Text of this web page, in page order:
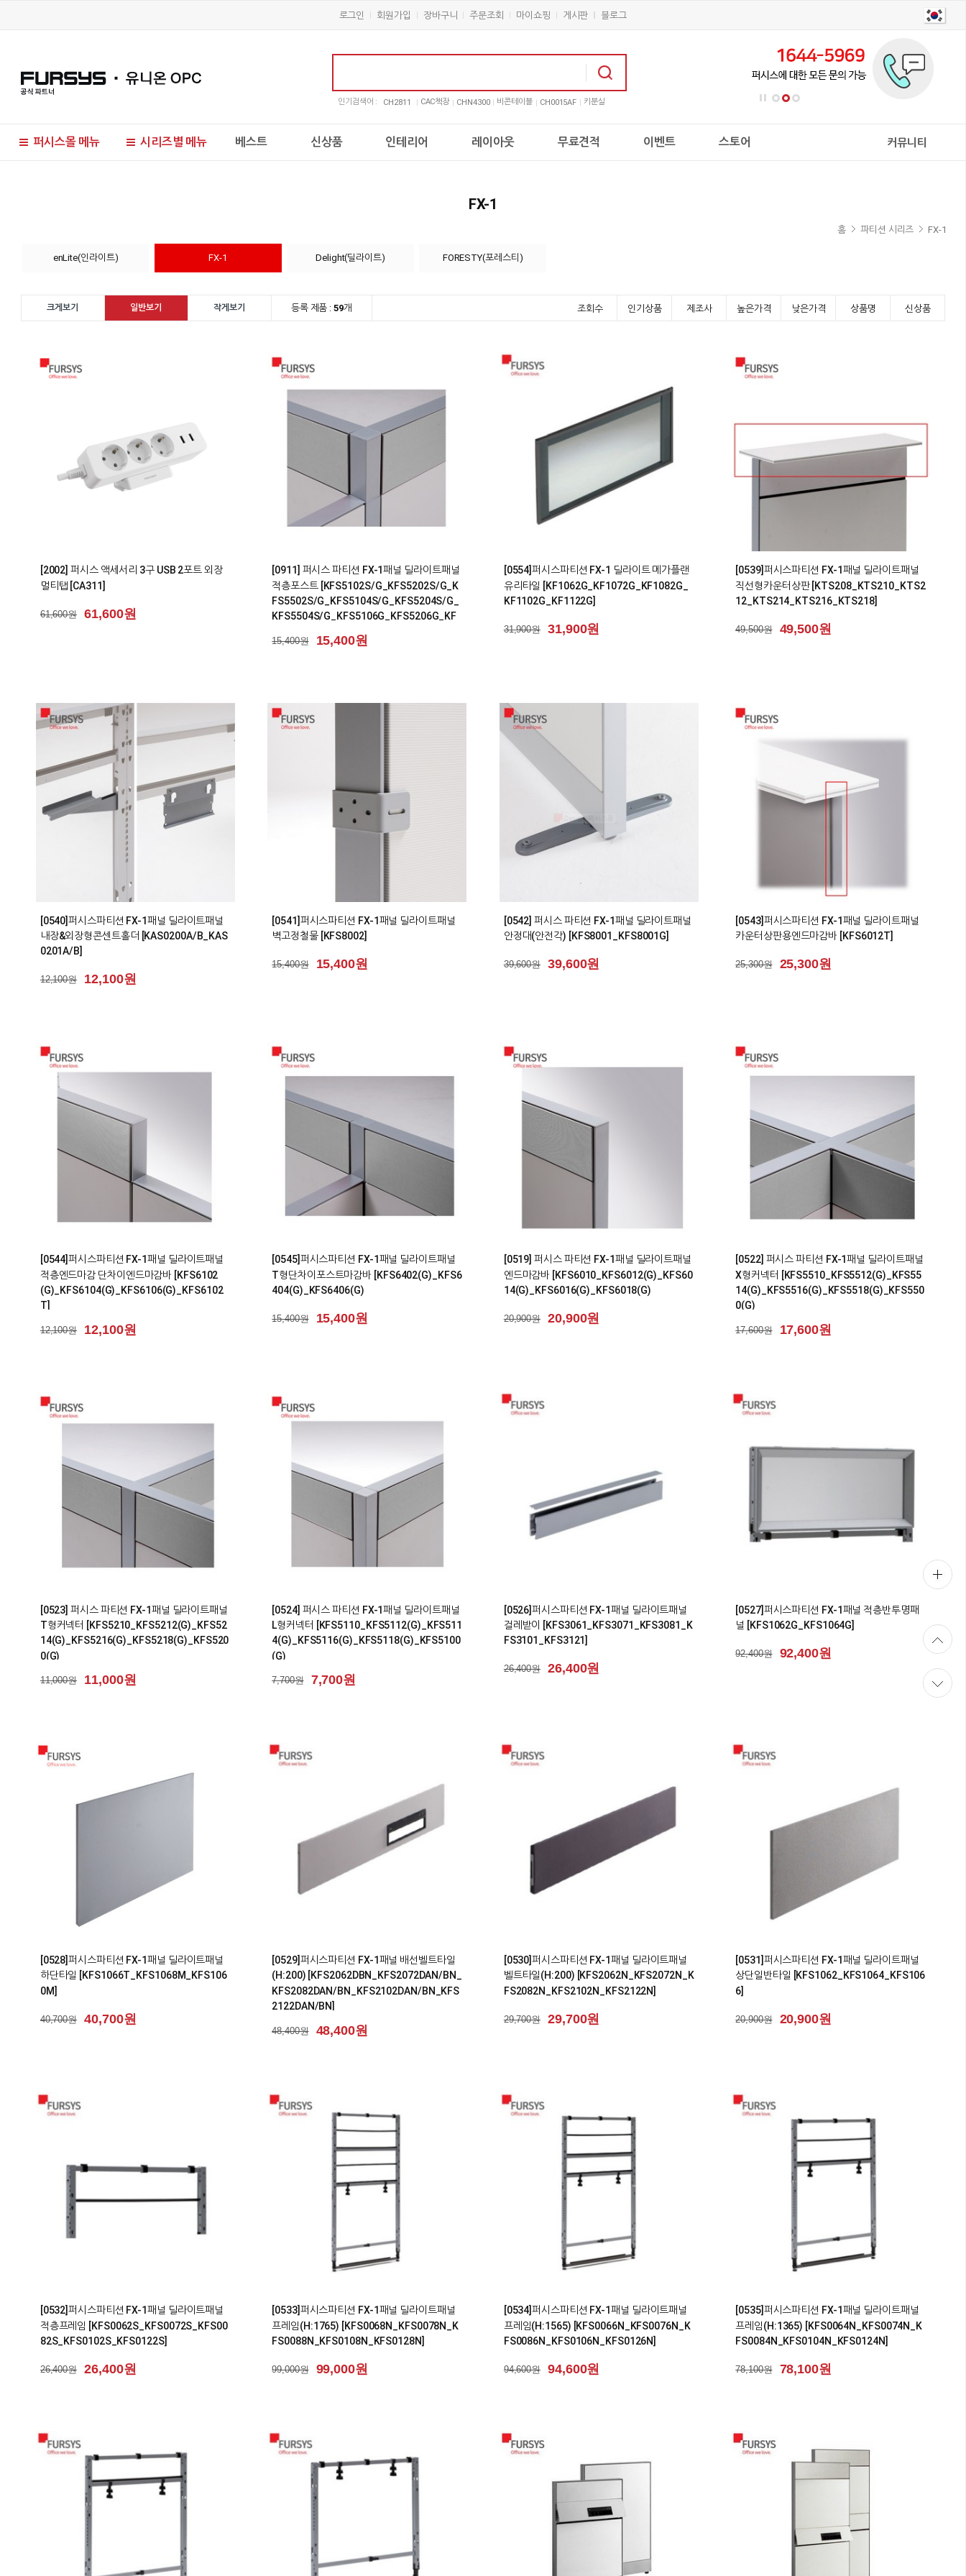
로그인 회원가입 장바구니 주문조회 마이쇼핑 게시판 블로그
인기검색어 : CH2811 CAC책장 CHN4300 비콘테이블 CH0015AF 키분실
퍼시스몰 메뉴 시리즈별 메뉴 베스트 신상품 인테리어 레이아웃 무료견적 이벤트 스토어 커뮤니티
FX-1
홈 파티션 시리즈 FX-1
enLite(인라이트) FX-1 Delight(딜라이트) FORESTY(포레스티)
크게보기 일반보기 작게보기 등록 제품 :59개 신상품
상품명
낮은가격
높은가격
제조사
인기상품
조회수
[2002] 퍼시스 액세서리 3구 USB 2포트 외장
멀티탭 [CA311]
61,600원 61,600원
[0911] 퍼시스 파티션 FX-1패널 딜라이트패널
적층포스트 [KFS5102S/G_KFS5202S/G_K
FS5502S/G_KFS5104S/G_KFS5204S/G_
KFS5504S/G_KFS5106G_KFS5206G_KF
15,400원 15,400원
[0554]퍼시스파티션 FX-1 딜라이트 메가플랜
유리타일 [KF1062G_KF1072G_KF1082G_
KF1102G_KF1122G]
31,900원 31,900원
[0539]퍼시스파티션 FX-1패널 딜라이트패널
직선형카운터상판 [KTS208_KTS210_KTS2
12_KTS214_KTS216_KTS218]
49,500원 49,500원
[0540]퍼시스파티션 FX-1패널 딜라이트패널
내장&외장형콘센트홀더 [KAS0200A/B_KAS
0201A/B]
12,100원 12,100원
[0541]퍼시스파티션 FX-1패널 딜라이트패널
벽고정철물 [KFS8002]
15,400원 15,400원
[0542] 퍼시스 파티션 FX-1패널 딜라이트패널
안정대(안전각) [KFS8001_KFS8001G]
39,600원 39,600원
[0543]퍼시스파티션 FX-1패널 딜라이트패널
카운터상판용엔드마감바 [KFS6012T]
25,300원 25,300원
[0544]퍼시스파티션 FX-1패널 딜라이트패널
적층엔드마감 단차이엔드마감바 [KFS6102
(G)_KFS6104(G)_KFS6106(G)_KFS6102
T]
12,100원 12,100원
[0545]퍼시스파티션 FX-1패널 딜라이트패널
T형단차이포스트마감바 [KFS6402(G)_KFS6
404(G)_KFS6406(G)
15,400원 15,400원
0
[0519] 퍼시스 파티션 FX-1패널 딜라이트패널
엔드마감바 [KFS6010_KFS6012(G)_KFS60
14(G)_KFS6016(G)_KFS6018(G)
20,900원 20,900원
[0522] 퍼시스 파티션 FX-1패널 딜라이트패널
X형커넥터 [KFS5510_KFS5512(G)_KFS55
14(G)_KFS5516(G)_KFS5518(G)_KFS550
0(G)
17,600원 17,600원
[0523] 퍼시스 파티션 FX-1패널 딜라이트패널
T형커넥터 [KFS5210_KFS5212(G)_KFS52
14(G)_KFS5216(G)_KFS5218(G)_KFS520
0(G)
11,000원 11,000원
[0524] 퍼시스 파티션 FX-1패널 딜라이트패널
L형커넥터 [KFS5110_KFS5112(G)_KFS511
4(G)_KFS5116(G)_KFS5118(G)_KFS5100
(G)
7,700원 7,700원
[0526]퍼시스파티션 FX-1패널 딜라이트패널
걸레받이 [KFS3061_KFS3071_KFS3081_K
FS3101_KFS3121]
26,400원 26,400원
[0527]퍼시스파티션 FX-1패널 적층반투명패
널 [KFS1062G_KFS1064G]
92,400원 92,400원
[0528]퍼시스파티션 FX-1패널 딜라이트패널
하단타일 [KFS1066T_KFS1068M_KFS106
0M]
40,700원 40,700원
[0529]퍼시스파티션 FX-1패널 배선벨트타일
(H:200) [KFS2062DBN_KFS2072DAN/BN_
KFS2082DAN/BN_KFS2102DAN/BN_KFS
2122DAN/BN]
48,400원 48,400원
[0530]퍼시스파티션 FX-1패널 딜라이트패널
벨트타일(H:200) [KFS2062N_KFS2072N_K
FS2082N_KFS2102N_KFS2122N]
29,700원 29,700원
[0531]퍼시스파티션 FX-1패널 딜라이트패널
상단일반타일 [KFS1062_KFS1064_KFS106
6]
20,900원 20,900원
[0532]퍼시스파티션 FX-1패널 딜라이트패널
적층프레임 [KFS0062S_KFS0072S_KFS00
82S_KFS0102S_KFS0122S]
26,400원 26,400원
[0533]퍼시스파티션 FX-1패널 딜라이트패널
프레임(H:1765) [KFS0068N_KFS0078N_K
FS0088N_KFS0108N_KFS0128N]
99,000원 99,000원
[0534]퍼시스파티션 FX-1패널 딜라이트패널
프레임(H:1565) [KFS0066N_KFS0076N_K
FS0086N_KFS0106N_KFS0126N]
94,600원 94,600원
[0535]퍼시스파티션 FX-1패널 딜라이트패널
프레임(H:1365) [KFS0064N_KFS0074N_K
FS0084N_KFS0104N_KFS0124N]
78,100원 78,100원